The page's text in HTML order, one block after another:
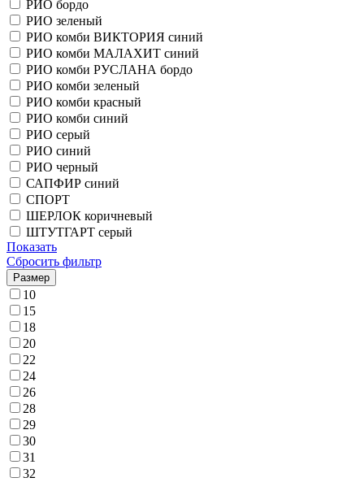
РИО бордо
РИО зеленый
РИО комби ВИКТОРИЯ синий
РИО комби МАЛАХИТ синий
РИО комби РУСЛАНА бордо
РИО комби зеленый
РИО комби красный
РИО комби синий
РИО серый
РИО синий
РИО черный
САПФИР синий
СПОРТ
ШЕРЛОК коричневый
ШТУТГАРТ серый
Показать
Сбросить фильтр
Размер
10
15
18
20
22
24
26
28
29
30
31
32